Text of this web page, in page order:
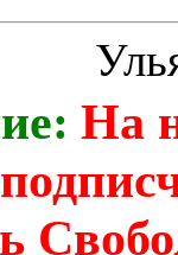
На